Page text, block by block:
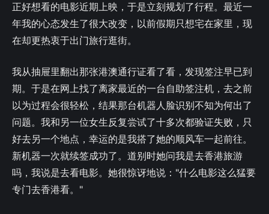
正好想看的电影近期上映，于是立刻规划了行程。最近一
年我的心态发生了很大改变，以前假期只想宅在家里，现
在却更热衷于出门旅行逛街。
我从抽屉里翻出那张港澳通行证看了看，发现签注早已到
期。于是在网上找了离家最近的一台自助签注机，去之前
以为过程会很轻松，结果那台机器人脸识别不知为何出了
问题。我和另一位女生反复尝试了十多次都验证失败，只
好去另一个地点，幸运的是我搭了她的顺风车一起前往。
新机器一次就续签成功了。道别时她问我是去香港旅游
吗，我说是去看电影。她很惊讶地说："什么电影这么猛要
专门去香港看。"